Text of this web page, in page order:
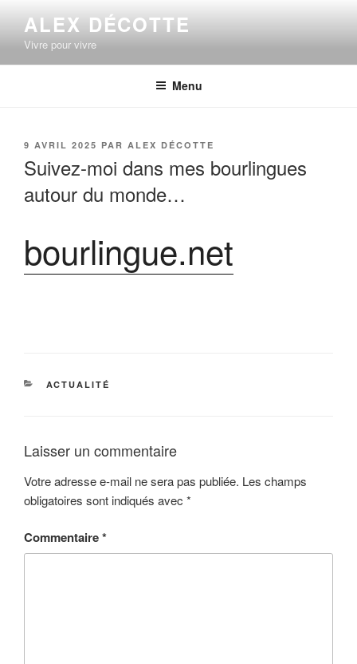
contenu
principal
ALEX DÉCOTTE
Vivre pour vivre
Menu
PUBLIÉ
9 AVRIL 2025 PAR ALEX DÉCOTTE
Suivez-moi dans mes bourlingues
autour du monde…
bourlingue.net
CATÉGORIES
ACTUALITÉ
Laisser un commentaire
Votre adresse e-mail ne sera pas publiée. Les champs
obligatoires sont indiqués avec *
Commentaire*